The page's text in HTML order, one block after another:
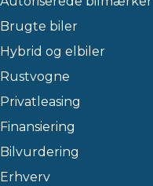
Brugte biler
Hybrid og elbiler
Rustvogne
Privatleasing
Finansiering
Bilvurdering
Erhverv